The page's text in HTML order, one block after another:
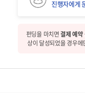
진행자에게
펀딩을 마치면결제 예약
상이 달성되었을 경우